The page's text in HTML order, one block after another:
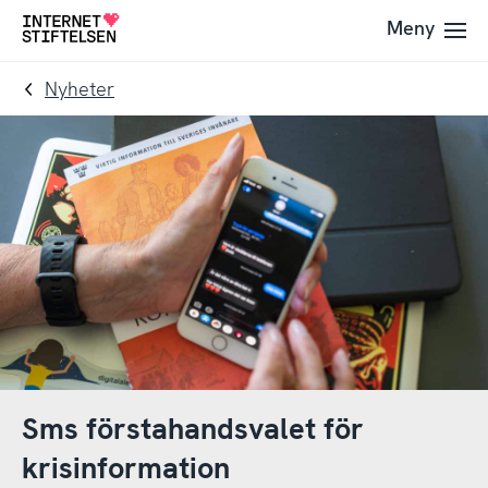
Till
navigering
Till
innehåll
Till
Meny
Nyheter
Sms förstahandsvalet för
krisinformation